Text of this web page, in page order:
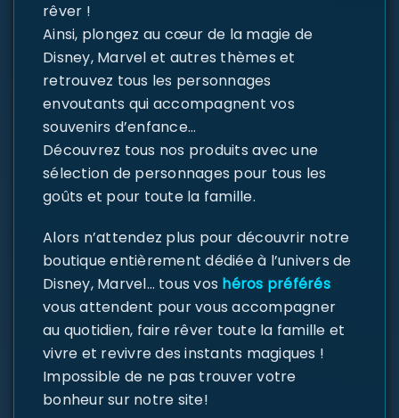
rêver !
Ainsi, plongez au cœur de la magie de
Disney, Marvel et autres thèmes et
retrouvez tous les personnages
envoutants qui accompagnent vos
souvenirs d’enfance…
Découvrez tous nos produits avec une
sélection de personnages pour tous les
goûts et pour toute la famille.
Alors n’attendez plus pour découvrir notre
boutique entièrement dédiée à l’univers de
Disney, Marvel… tous vos héros préférés
vous attendent pour vous accompagner
au quotidien, faire rêver toute la famille et
vivre et revivre des instants magiques !
Impossible de ne pas trouver votre
bonheur sur notre site!